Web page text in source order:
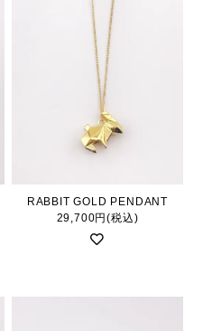
RABBIT GOLD PENDANT
29,700円(税込)